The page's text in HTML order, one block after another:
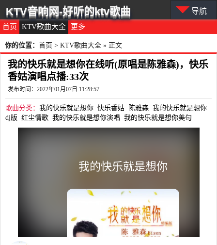
首页 KTV歌曲大全 更多
KTV音响网-好听的ktv歌曲 导航
你的位置： 首页 > KTV歌曲大全 » 正文
我的快乐就是想你在线听(原唱是陈雅森)，快乐
香姑演唱点播:33次
发布时间：2022年01月07日 11:28:57
歌曲分类： 我的快乐就是想你 快乐香姑 陈雅森 我的快乐就是想你
dj版 红尘情歌 我的快乐就是想你演唱 我的快乐就是想你美句